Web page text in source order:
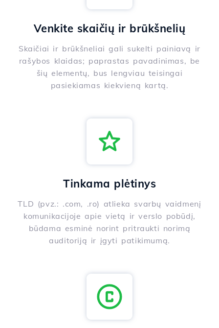
Venkite skaičių ir brūkšnelių
Skaičiai ir brūkšneliai gali sukelti painiavą ir
rašybos klaidas; paprastas pavadinimas, be
šių elementų, bus lengviau teisingai
pasiekiamas kiekvieną kartą.
Tinkama plėtinys
TLD (pvz.: .com, .ro) atlieka svarbų vaidmenį
komunikacijoje apie vietą ir verslo pobūdį,
būdama esminė norint pritraukti norimą
auditoriją ir įgyti patikimumą.